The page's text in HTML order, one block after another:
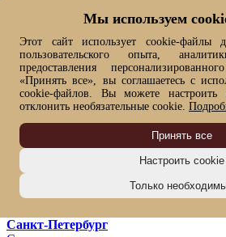
Махачкала
Москва
Набережные Челны
Нижний Новгород
Новокузнецк
Новосибирск
Омск
Пенза
Пермь
Ростов-на-Дону
Рязань
Санкт-Петербург
Мы используем
Этот сайт использует cookie-файлы
пользовательского опыта,
предоставления
«Принять все», вы соглашаетесь с
cookie-файлов. Вы можете настроить
отклонить необязательные cookie.
Принять все
Настроить cookie
Только